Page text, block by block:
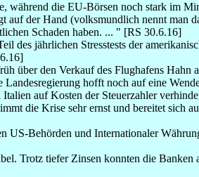
während die EU-Börsen noch stark im
auf der Hand (volksmundlich nennt man
Schaden haben. ... " [RS 30.6.16]
des jährlichen Stresstests der
über den Verkauf des Flughafens Hahn
Landesregierung hofft noch auf eine
auf Kosten der Steuerzahler
die Krise sehr ernst und bereitet sich
US-Behörden und Internationaler
Trotz tiefer Zinsen konnten die Banken